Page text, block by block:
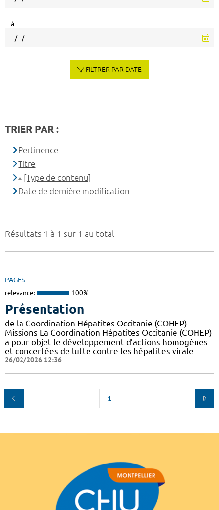
Résultats 1 à 1 sur 1 au total
PAGES
relevance: 100%
Présentation
de la Coordination Hépatites Occitanie (COHEP)
Missions La Coordination Hépatites Occitanie (COHEP)
a pour objet le développement d’actions homogènes
et concertées de lutte contre les hépatites virale
26/02/2026 12:36
1
à
FILTRER PAR DATE
TRIER PAR :
Pertinence
Titre
[Type de contenu]
Date de dernière modification